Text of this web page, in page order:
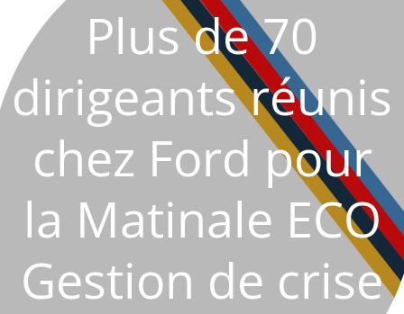
Plus de 70
dirigeants réunis
chez Ford pour
la Matinale ECO
Gestion de crise